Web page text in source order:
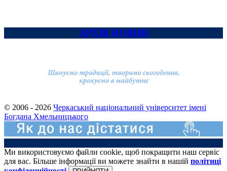
АРХІВ НОВИН
© 2006 - 2026 Черкаський національний університет імені
Богдана Хмельницького
Ми використовуємо файли cookie, щоб покращити наш сервіс
для вас. Більше інформації ви можете знайти в нашій політиці